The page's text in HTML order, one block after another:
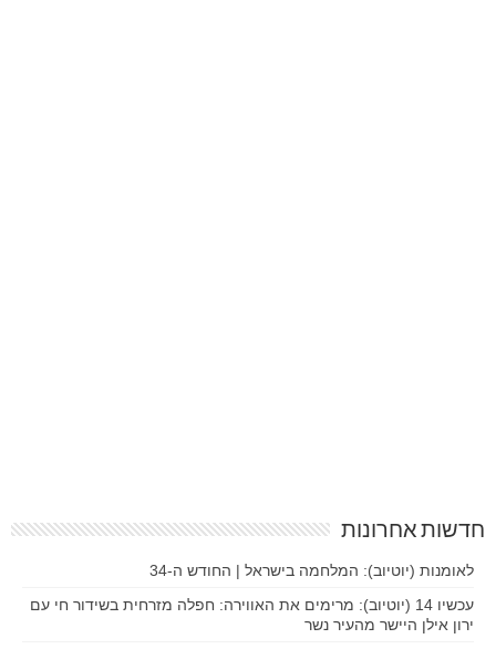
חדשות אחרונות
לאומנות (יוטיוב): המלחמה בישראל | החודש ה-34
עכשיו 14 (יוטיוב): מרימים את האווירה: חפלה מזרחית בשידור חי עם
ירון אילן היישר מהעיר נשר